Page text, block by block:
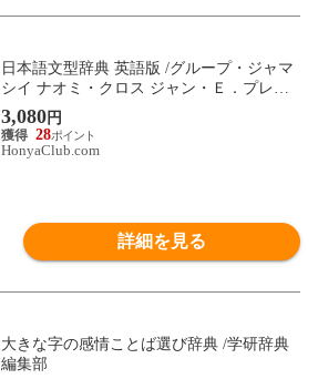
日本語文型辞典 英語版 /グループ・ジャマ
シイ ナオミ・クロス ジャン・Ｅ．プレゲ
ン
3,080円
28
HonyaClub.com
詳細を見る
大きな字の感情ことば選び辞典 /学研辞典
編集部